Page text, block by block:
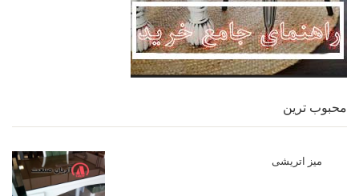
محبوب ترین
میز اتریشی